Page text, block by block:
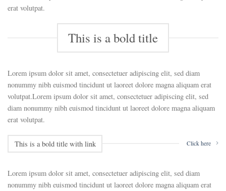
erat volutpat.
This is a bold title
Lorem ipsum dolor sit amet, consectetuer adipiscing elit, sed diam
nonummy nibh euismod tincidunt ut laoreet dolore magna aliquam erat
volutpat.Lorem ipsum dolor sit amet, consectetuer adipiscing elit, sed
diam nonummy nibh euismod tincidunt ut laoreet dolore magna aliquam
erat volutpat.
This is a bold title with link Click here
Lorem ipsum dolor sit amet, consectetuer adipiscing elit, sed diam
nonummy nibh euismod tincidunt ut laoreet dolore magna aliquam erat